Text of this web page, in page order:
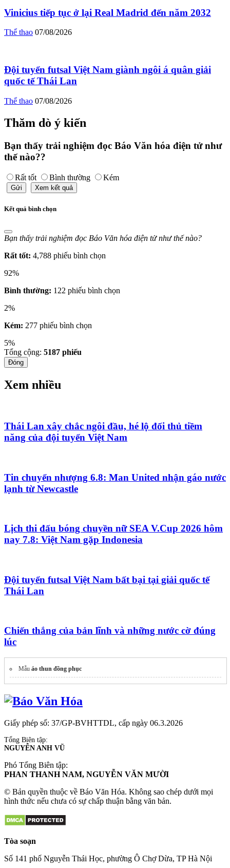
Vinicius tiếp tục ở lại Real Madrid đến năm 2032
Thể thao 07/08/2026
Đội tuyển futsal Việt Nam giành ngôi á quân giải
quốc tế Thái Lan
Thể thao 07/08/2026
Thăm dò ý kiến
Bạn thấy trải nghiệm đọc Báo Văn hóa điện tử như
thế nào??
Rất tốt Bình thường Kém
Gửi Xem kết quả
Kết quả bình chọn
Bạn thấy trải nghiệm đọc Báo Văn hóa điện tử như thế nào?
Rất tốt: 4,788 phiếu bình chọn
92%
Bình thường: 122 phiếu bình chọn
2%
Kém: 277 phiếu bình chọn
5%
Tổng cộng: 5187 phiếu
Đóng
Xem nhiều
Thái Lan xây chắc ngôi đầu, hé lộ đối thủ tiềm
năng của đội tuyển Việt Nam
Tin chuyển nhượng 6.8: Man United nhận gáo nước
lạnh từ Newcastle
Lịch thi đấu bóng chuyền nữ SEA V.Cup 2026 hôm
nay 7.8: Việt Nam gặp Indonesia
Đội tuyển futsal Việt Nam bất bại tại giải quốc tế
Thái Lan
Chiến thắng của bản lĩnh và những nước cờ đúng
lúc
Mẫu áo thun đồng phục
Giấy phép số: 37/GP-BVHTTDL, cấp ngày 06.3.2026
Tổng Biên tập:
NGUYỄN ANH VŨ
Phó Tổng Biên tập:
PHAN THANH NAM, NGUYỄN VĂN MƯỜI
© Bản quyền thuộc về Báo Văn Hóa. Không sao chép dưới mọi
hình thức nếu chưa có sự chấp thuận bằng văn bản.
Tòa soạn
Số 141 phố Nguyễn Thái Học, phường Ô Chợ Dừa, TP Hà Nội